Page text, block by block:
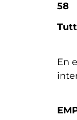
58
En